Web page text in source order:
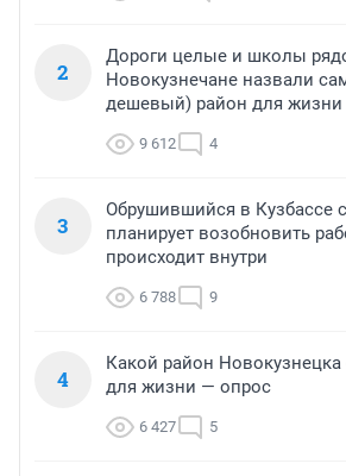
2
Дороги целые и школы
Новокузнечане назвали
дешевый) район для жизни
9 612 4
3
Обрушившийся в Кузбассе
планирует возобновить
происходит внутри
6 788 9
4
Какой район
для жизни — опрос
6 427 5